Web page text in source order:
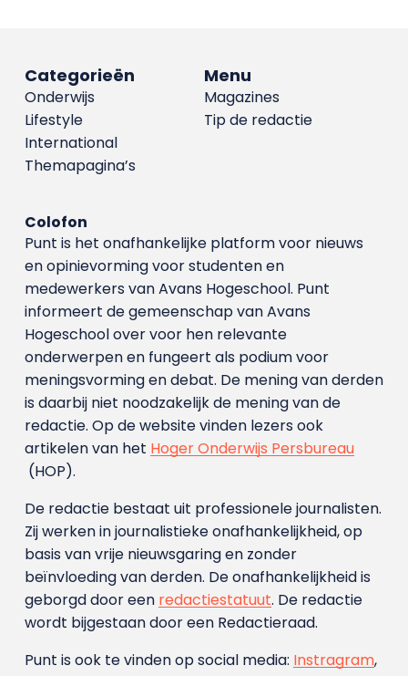
Menu
Magazines
Tip de redactie
Categorieën
Onderwijs
Lifestyle
International
Themapagina’s
Colofon
Punt is het onafhankelijke platform voor nieuws
en opinievorming voor studenten en
medewerkers van Avans Hoge­school. Punt
informeert de gemeenschap van Avans
Hogeschool over voor hen relevante
onderwerpen en fungeert als podium voor
meningsvorming en debat. De mening van derden
is daarbij niet noodzakelijk de mening van de
redactie. Op de website vinden lezers ook
artikelen van het Hoger Onderwijs Persbureau
(HOP).
De redactie bestaat uit professionele journalisten.
Zij werken in journalistieke onafhankelijkheid, op
basis van vrije nieuwsgaring en zonder
beïnvloeding van derden. De onafhankelijkheid is
geborgd door een redactiestatuut. De redactie
wordt bijgestaan door een Redactieraad.
Punt is ook te vinden op social media: Instragram,